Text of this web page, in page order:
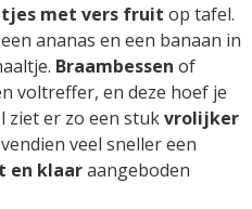
met vers fruit op tafel.
ananas en een banaan in
Braambessen of
voltreffer, en deze hoef je
ziet er zo een stukvrolijker
veel sneller een
en klaaraangeboden